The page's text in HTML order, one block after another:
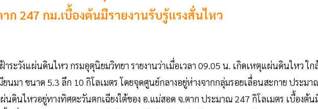
ก 247 กม.เบื้องต้นมีรายงานรับรู้แรงสั่นไหว
ระวังแผ่นดินไหว กรมอุตุนิยมวิทยา รายงานว่าเมื่อเวลา 09.05 น. เกิดเหตุแผ่นดินไหว ใก
นมา ขนาด 5.3 ลึก 10 กิโลเมตร โดยจุดศูนย์กลางอยู่ห่างจากกลุ่มรอยเลื่อนสะกาย ประมา
นดินไหวอยู่ทางทิศตะวันตกเฉียงใต้ของ อ.แม่สอด จ.ตาก ประมาณ 247 กิโลเมตร เบื้องต้น